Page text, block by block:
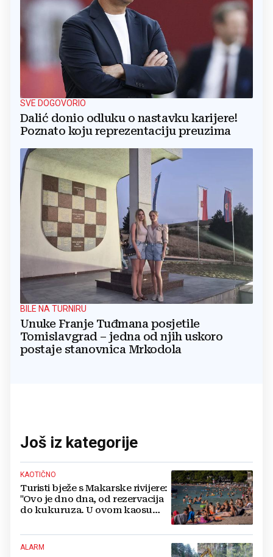
SVE DOGOVORIO
Dalić donio odluku o nastavku karijere!
Poznato koju reprezentaciju preuzima
BILE NA TURNIRU
Unuke Franje Tuđmana posjetile
Tomislavgrad – jedna od njih uskoro
postaje stanovnica Mrkodola
Još iz kategorije
KAOTIČNO
Turisti bježe s Makarske rivijere:
"Ovo je dno dna, od rezervacija
do kukuruza. U ovom kaosu
ALARM